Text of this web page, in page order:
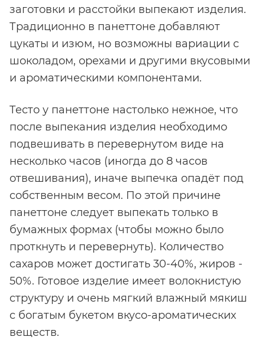
заготовки и расстойки выпекают изделия.
Традиционно в панеттоне добавляют
цукаты и изюм, но возможны вариации с
шоколадом, орехами и другими вкусовыми
и ароматическими компонентами.
Тесто у панеттоне настолько нежное, что
после выпекания изделия необходимо
подвешивать в перевернутом виде на
несколько часов (иногда до 8 часов
отвешивания), иначе выпечка опадёт под
собственным весом. По этой причине
панеттоне следует выпекать только в
бумажных формах (чтобы можно было
проткнуть и перевернуть). Количество
сахаров может достигать 30-40%, жиров -
50%. Готовое изделие имеет волокнистую
структуру и очень мягкий влажный мякиш
с богатым букетом вкусо-ароматических
веществ.